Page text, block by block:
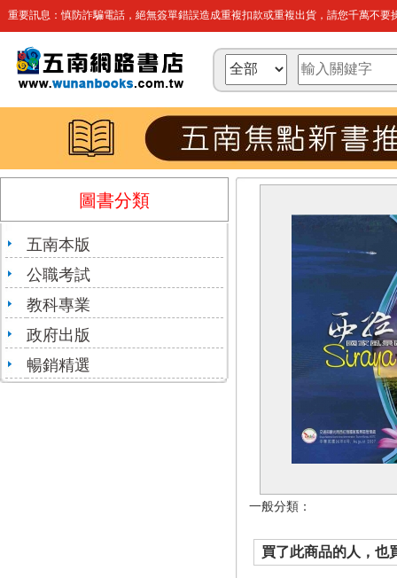
重要訊息：慎防詐騙電話，絕無簽單錯誤造成重複扣款或重複出貨，請您千萬不要
圖書分類
五南本版
公職考試
教科專業
政府出版
暢銷精選
一般分類：
買了此商品的人，也